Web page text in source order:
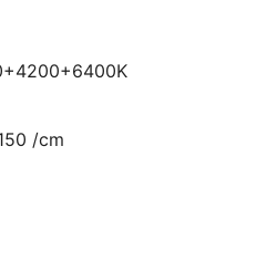
/cm